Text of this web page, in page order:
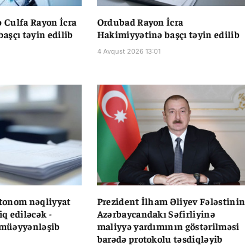
Culfa Rayon İcra
təyin edilib
Ordubad Rayon İcra
Hakimiyyətinə başçı təyin edilib
4 Avqust 2026 13:01
nəqliyyat
ediləcək -
Prezident İlham Əliyev Fələstinin
Azərbaycandakı Səfirliyinə
maliyyə yardımının göstərilməsi
barədə protokolu təsdiqləyib